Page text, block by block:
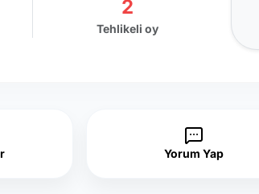
2
Tehlikeli oy
Yorum Yap